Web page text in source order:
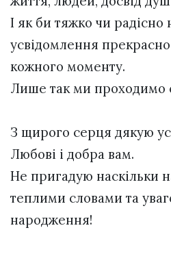
І як би тяжко чи радісно
усвідомлення
кожного моменту.
Лише так ми проходимо
З щирого серця дякую
Любові і добра вам.
Не пригадую наскільки
теплими словами та
народження!